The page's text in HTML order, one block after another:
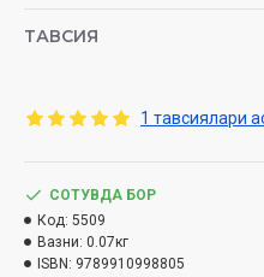
Сана:2024 йил
Муқоваси: юмшоқ
Ўзбекистон Республикаси
2023 йил 20 декабрдаги
асосида
ТАВСИЯ
1 тавсиялари
СОТУВДА БОР
Код: 5509
Вазни: 0.07кг
ISBN: 9789910998805